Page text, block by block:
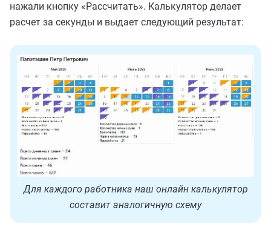
нажали кнопку «Рассчитать». Калькулятор делает
расчет за секунды и выдает следующий результат:
Для каждого работника наш онлайн калькулятор
составит аналогичную схему